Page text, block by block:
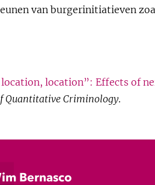
van burgerinitiatieven
location”: Effects of
Quantitative Criminology.
Bernasco